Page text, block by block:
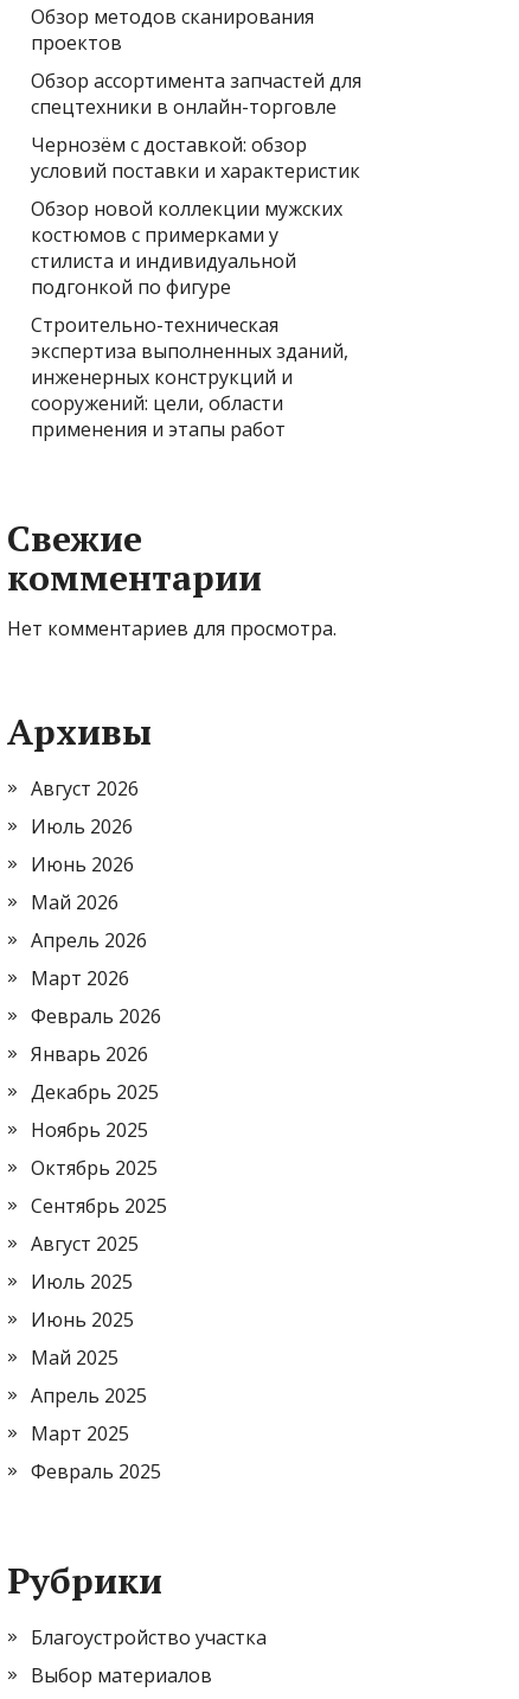
Обзор методов сканирования
проектов
Обзор ассортимента запчастей для
спецтехники в онлайн-торговле
Чернозём с доставкой: обзор
условий поставки и характеристик
Обзор новой коллекции мужских
костюмов с примерками у
стилиста и индивидуальной
подгонкой по фигуре
Строительно-техническая
экспертиза выполненных зданий,
инженерных конструкций и
сооружений: цели, области
применения и этапы работ
Свежие
комментарии
Нет комментариев для просмотра.
Архивы
Август 2026
Июль 2026
Июнь 2026
Май 2026
Апрель 2026
Март 2026
Февраль 2026
Январь 2026
Декабрь 2025
Ноябрь 2025
Октябрь 2025
Сентябрь 2025
Август 2025
Июль 2025
Июнь 2025
Май 2025
Апрель 2025
Март 2025
Февраль 2025
Рубрики
Благоустройство участка
Выбор материалов